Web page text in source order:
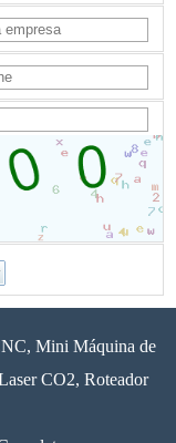
Mini Máquina de
CO2, Roteador